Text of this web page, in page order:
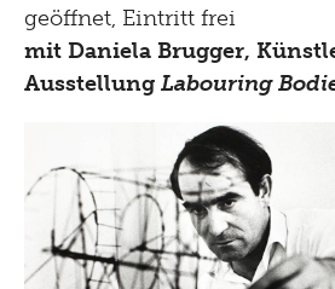
geöffnet, Eintritt frei
mit Daniela Brugger,
Ausstellung Labouring